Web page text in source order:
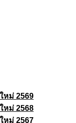
หม่ 2569
หม่ 2568
หม่ 2567